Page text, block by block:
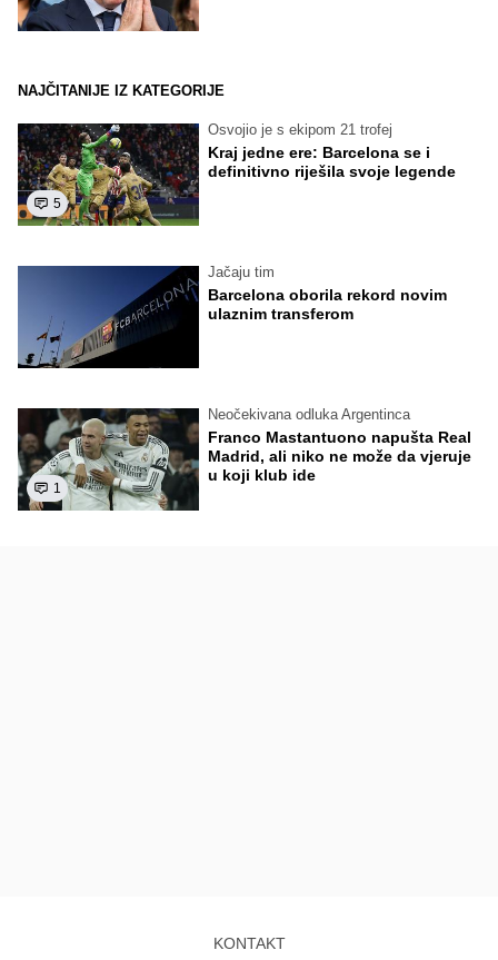
NAJČITANIJE IZ KATEGORIJE
5
Osvojio je s ekipom 21 trofej
Kraj jedne ere: Barcelona se i
definitivno riješila svoje legende
Jačaju tim
Barcelona oborila rekord novim
ulaznim transferom
1
Neočekivana odluka Argentinca
Franco Mastantuono napušta Real
Madrid, ali niko ne može da vjeruje
u koji klub ide
KONTAKT